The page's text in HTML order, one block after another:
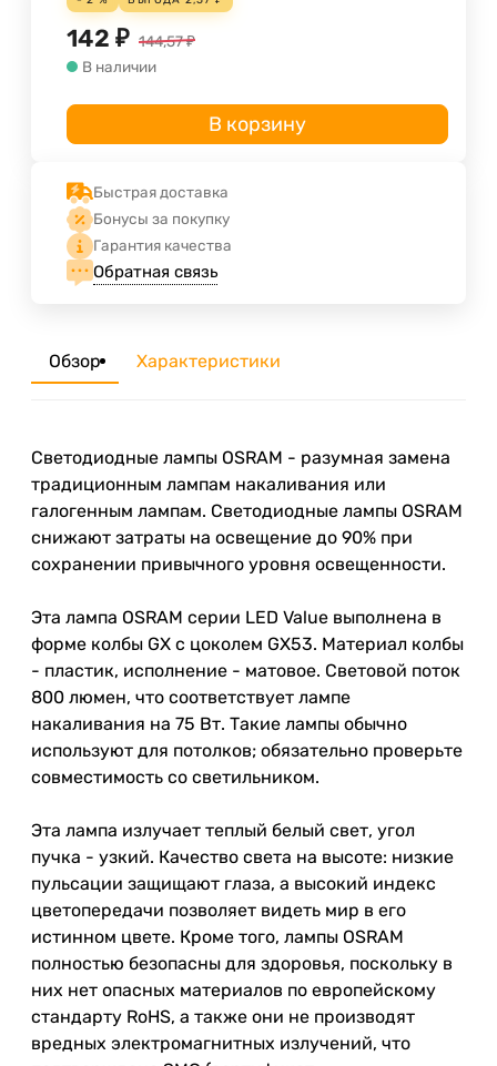
142 ₽ 144,57₽
В наличии
В корзину
Быстрая доставка
Бонусы за покупку
Гарантия качества
Обратная связь
Обзор Характеристики
Светодиодные лампы OSRAM - разумная замена
традиционным лампам накаливания или
галогенным лампам. Светодиодные лампы OSRAM
снижают затраты на освещение до 90% при
сохранении привычного уровня освещенности.
Эта лампа OSRAM серии LED Value выполнена в
форме колбы GX с цоколем GX53. Материал колбы
- пластик, исполнение - матовое. Световой поток
800 люмен, что соответствует лампе
накаливания на 75 Вт. Такие лампы обычно
используют для потолков; обязательно проверьте
совместимость со светильником.
Эта лампа излучает теплый белый свет, угол
пучка - узкий. Качество света на высоте: низкие
пульсации защищают глаза, а высокий индекс
цветопередачи позволяет видеть мир в его
истинном цвете. Кроме того, лампы OSRAM
полностью безопасны для здоровья, поскольку в
них нет опасных материалов по европейскому
стандарту RoHS, а также они не производят
вредных электромагнитных излучений, что